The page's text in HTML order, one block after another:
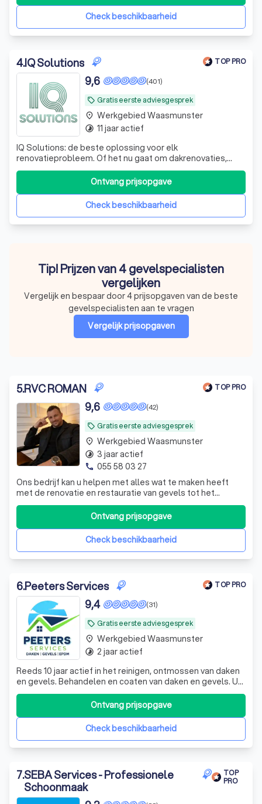
Check beschikbaarheid
4.IQ Solutions TOP PRO
local_offer Gratis eerste adviesgesprek
(401)
9,6
IQ Solutions: de beste oplossing voor elk
renovatieprobleem. Of het nu gaat om dakrenovaties,
gevelwerken, isolatie of andere renovaties, wij staan klaar
om uw renovatieproject te transformeren.
Check beschikbaarheid
Ontvang prijsopgave
place Werkgebied Waasmunster
timelapse 11 jaar actief
Tip! Prijzen van 4 gevelspecialisten
vergelijken
Vergelijk en bespaar door 4 prijsopgaven van de beste
gevelspecialisten aan te vragen
Vergelijk prijsopgaven
5.RVC ROMAN TOP PRO
local_offer Gratis eerste adviesgesprek
(42)
9,6
Ons bedrijf kan u helpen met alles wat te maken heeft
met de renovatie en restauratie van gevels tot het
isoleren van gevels en de afwerking ervan met crepi,
spuitkurk of steenstrips.
Check beschikbaarheid
Ontvang prijsopgave
place Werkgebied Waasmunster
timelapse 3 jaar actief
phone 055 58 03 27
6.Peeters Services TOP PRO
local_offer Gratis eerste adviesgesprek
(31)
9,4
Reeds 10 jaar actief in het reinigen, ontmossen van daken
en gevels. Behandelen en coaten van daken en gevels. U
kan bij ons ook terecht voor het aanleggen, vernieuwen
van platte daken en plaatsen van nieuwe dakgoten.
Check beschikbaarheid
Ontvang prijsopgave
place Werkgebied Waasmunster
timelapse 2 jaar actief
7.SEBA Services - Professionele
Schoonmaak
TOP
PRO